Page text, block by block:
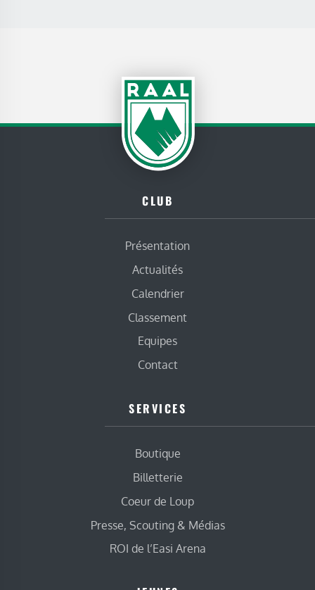
CLUB
Présentation
Actualités
Calendrier
Classement
Equipes
Contact
SERVICES
Boutique
Billetterie
Coeur de Loup
Presse, Scouting & Médias
ROI de l’Easi Arena